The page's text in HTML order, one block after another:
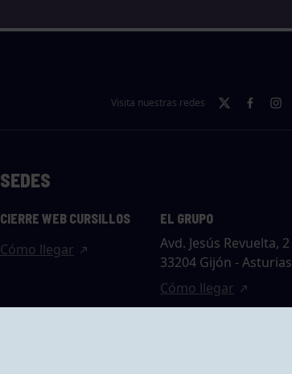
Visita nuestras redes
SEDES
CIERRE WEB CURSILLOS
Cómo llegar
EL GRUPO
Avd. Jesús Revuelta, 2
33204 Gijón - Asturias
Cómo llegar